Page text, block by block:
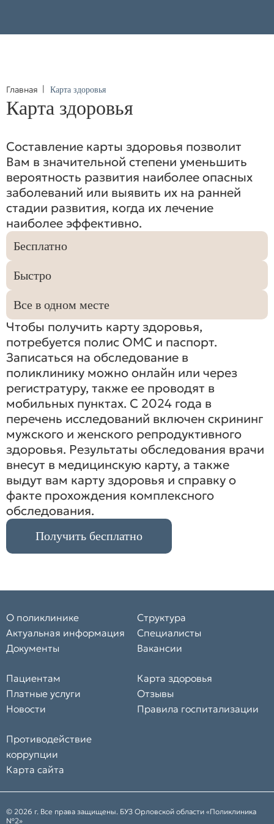
Главная Карта здоровья
Карта здоровья
Составление карты здоровья позволит
Вам в значительной степени уменьшить
вероятность развития наиболее опасных
заболеваний или выявить их на ранней
стадии развития, когда их лечение
наиболее эффективно.
Бесплатно
Быстро
Все в одном месте
Чтобы получить карту здоровья,
потребуется полис ОМС и паспорт.
Записаться на обследование в
поликлинику можно онлайн или через
регистратуру, также ее проводят в
мобильных пунктах. С 2024 года в
перечень исследований включен скрининг
мужского и женского репродуктивного
здоровья. Результаты обследования врачи
внесут в медицинскую карту, а также
выдут вам карту здоровья и справку о
факте прохождения комплексного
обследования.
Получить бесплатно
О поликлинике
Актуальная информация
Документы
Структура
Специалисты
Вакансии
Пациентам
Платные услуги
Новости
Карта здоровья
Отзывы
Правила госпитализации
Противодействие
коррупции
Карта сайта
© 2026 г. Все права защищены. БУЗ Орловской области «Поликлиника
№2»